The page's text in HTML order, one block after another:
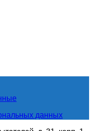
данных